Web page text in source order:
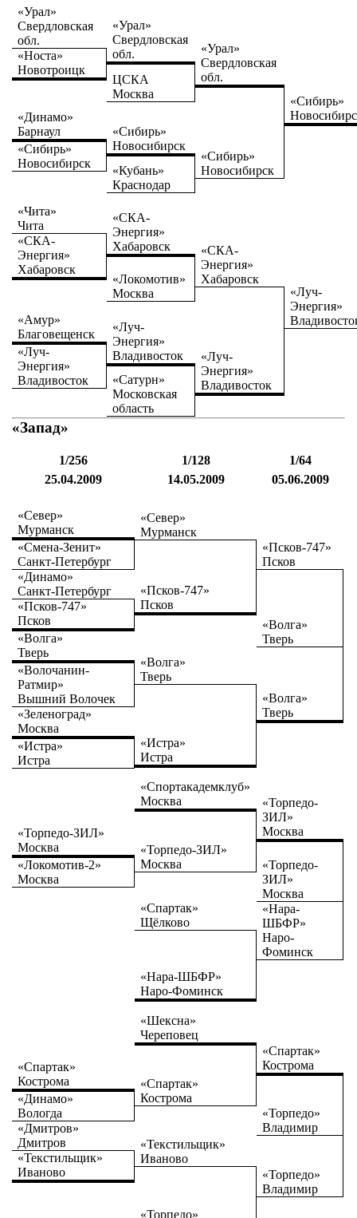
«Сибирь»
«Урал»
Свердловская
обл.
«Урал»
Свердловская
обл.
«Урал»
Свердловская
обл.
«Носта»
Новотроицк
ЦСКА
Москва
«Сибирь»
Новосибирск
«Сибирь»
Новосибирск
«Динамо»
Барнаул
«Луч-
Энергия»
«Сибирь»
Новосибирск
«Кубань»
Краснодар
«СКА-
Энергия»
Хабаровск
«СКА-
Энергия»
Хабаровск
«Чита»
Чита
«СКА-
Энергия»
Хабаровск
«Локомотив»
Москва
«Луч-
Энергия»
Владивосток
«Луч-
Энергия»
Владивосток
«Амур»
Благовещенск
«Луч-
Энергия»
Владивосток
«Сатурн»
Московская
область
«Запад»
1/256 1/128
1/64
25.04.2009
14.05.2009 05.06.2009
«Север»
Мурманск
«Север»
Мурманск
«Псков-747»
Псков
«Смена-Зенит»
Санкт-Петербург
«Псков-747»
Псков
«Динамо»
Санкт-Петербург
«Волга»
Тверь
«Псков-747»
Псков
«Волга»
Тверь
«Волга»
Тверь
«Волга»
Тверь
«Волочанин-
Ратмир»
Вышний Волочек
«Истра»
Истра
«Зеленоград»
Москва
«Истра»
Истра
«Спортакадемклуб»
Москва
«Торпедо-
ЗИЛ»
Москва
«Торпедо-ЗИЛ»
Москва
«Торпедо-ЗИЛ»
Москва
«Торпедо-
ЗИЛ»
Москва
«Локомотив-2»
Москва
«Спартак»
Щёлково
«Нара-
ШБФР»
Наро-
Фоминск
«Нара-ШБФР»
Наро-Фоминск
«Шексна»
Череповец
«Спартак»
Кострома
«Спартак»
Кострома
«Спартак»
Кострома
«Торпедо»
Владимир
«Динамо»
Вологда
«Текстильщик»
Иваново
«Дмитров»
Дмитров
«Торпедо»
Владимир
«Текстильщик»
Иваново
«Торпедо»